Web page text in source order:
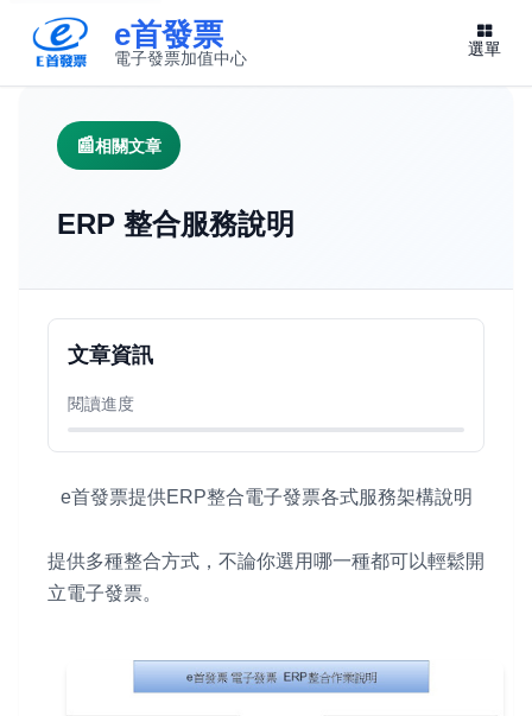
e首發票
電子發票加值中心 選單
相關文章
ERP 整合服務說明
e首發票提供ERP整合電子發票各式服務架構說明
提供多種整合方式，不論你選用哪一種都可以輕鬆開
立電子發票。
文章資訊
閱讀進度